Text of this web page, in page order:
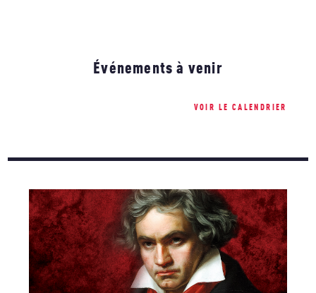
Événements à venir
VOIR LE CALENDRIER